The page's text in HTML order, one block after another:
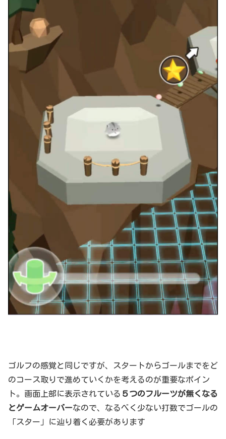
ゴルフの感覚と同じですが、スタートからゴールまでをど
のコース取りで進めていくかを考えるのが重要なポイン
ト。画面上部に表示されている ５つのフルーツが無くなる
とゲームオーバーなので、なるべく少ない打数でゴールの
「スター」に辿り着く必要があります